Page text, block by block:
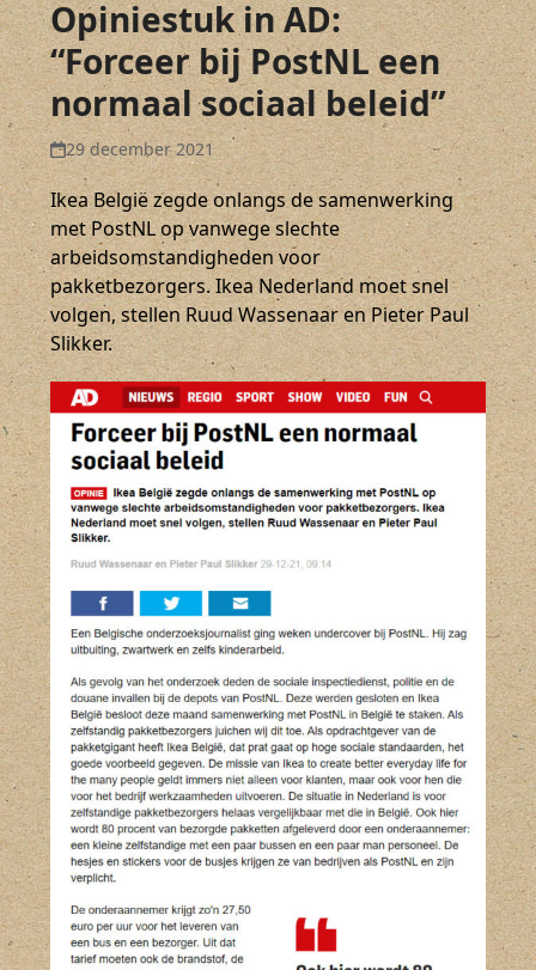
Opiniestuk in AD:
“Forceer bij PostNL een
normaal sociaal beleid”
29 december 2021
Ikea België zegde onlangs de samenwerking
met PostNL op vanwege slechte
arbeidsomstandigheden voor
pakketbezorgers. Ikea Nederland moet snel
volgen, stellen Ruud Wassenaar en Pieter Paul
Slikker.